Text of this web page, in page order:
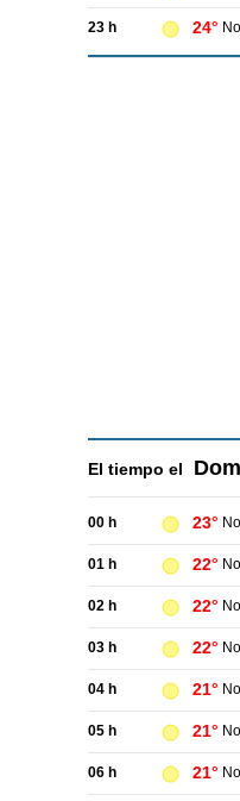
23 h 24°
El tiempo el
00 h 23°
01 h 22°
02 h 22°
03 h 22°
04 h 21°
05 h 21°
06 h 21°